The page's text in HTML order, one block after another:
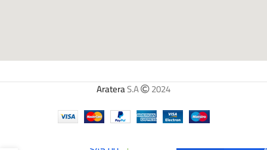
ArateraS.A 2024